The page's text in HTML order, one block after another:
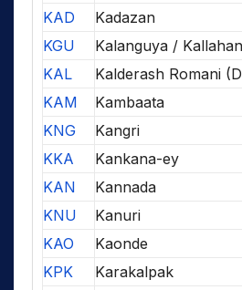
KAD
Kadazan
KGU
Kalanguya / Kallahan
KAL
Kalderash Romani
KAM
Kambaata
KNG
Kangri
KKA
Kankana-ey
KAN
Kannada
KNU
Kanuri
KAO
Kaonde
KPK
Karakalpak